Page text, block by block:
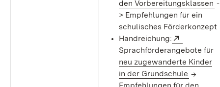
den Vorbereitungsklassen -
> Empfehlungen für ein
schulisches Förderkonzept
Handreichung:
Sprachförderangebote für
neu zugewanderte Kinder
in der Grundschule (Öffnet
->